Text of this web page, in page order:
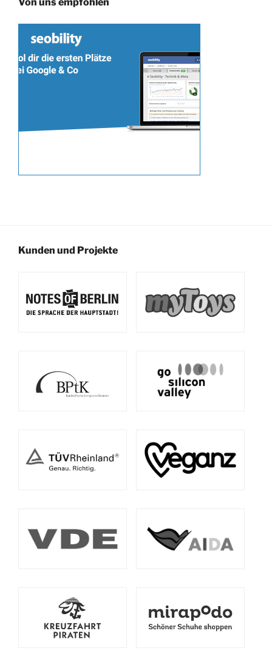
Kunden und Projekte